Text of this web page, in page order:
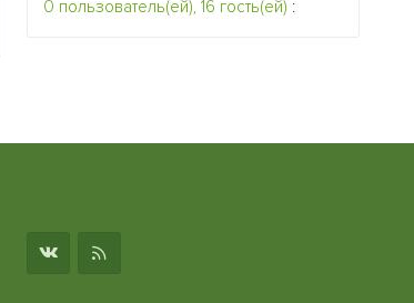
0 пользователь(ей), 16 гость(ей) :